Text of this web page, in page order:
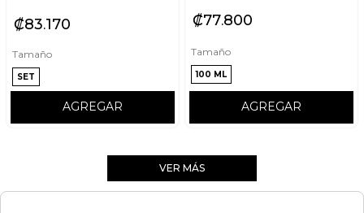
₡83 170
Tamaño
SET
AGREGAR
₡77800
Tamaño
100 ML
AGREGAR
VER MÁS